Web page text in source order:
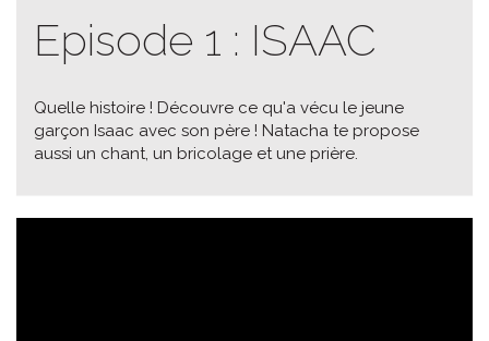
Episode 1 : ISAAC
Quelle histoire ! Découvre ce qu'a vécu le jeune
garçon Isaac avec son père ! Natacha te propose
aussi un chant, un bricolage et une prière.